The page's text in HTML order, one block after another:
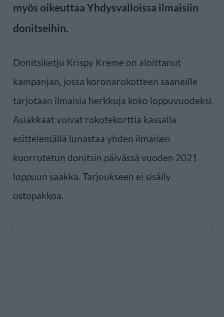
myös oikeuttaa Yhdysvalloissa ilmaisiin
donitseihin.
Donitsiketju Krispy Kreme on aloittanut
kampanjan, jossa koronarokotteen saaneille
tarjotaan ilmaisia herkkuja koko loppuvuodeksi.
Asiakkaat voivat rokotekorttia kassalla
esittelemällä lunastaa yhden ilmaisen
kuorrutetun donitsin päivässä vuoden 2021
loppuun saakka. Tarjoukseen ei sisälly
ostopakkoa.